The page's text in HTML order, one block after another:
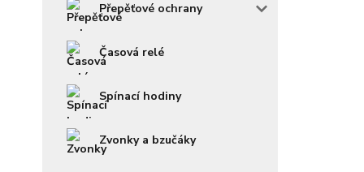
Přepěťové ochrany
Časová relé
Spínací hodiny
Zvonky a bzučáky